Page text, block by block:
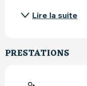
Lire la suite
PRESTATIONS